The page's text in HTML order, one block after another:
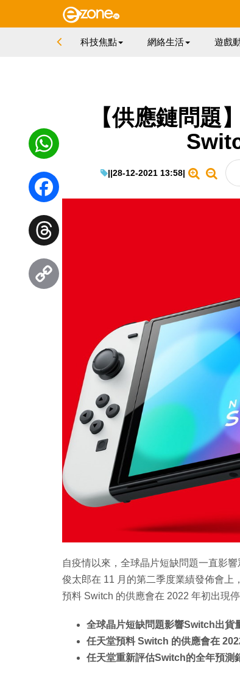
科技焦點 網絡生活 遊戲
【供應鏈問題
||28-12-2021 13:58|
自疫情以來，全球晶片短缺問題一直影
俊太郎在 11 月的第二季度業績發佈會
預料 Switch 的供應會在 2022 年初出現停
全球晶片短缺問題影響Switch出貨
任天堂預料 Switch 的供應會在
任天堂重新評估Switch的全年預測
WhatsApp
Facebook
Threads